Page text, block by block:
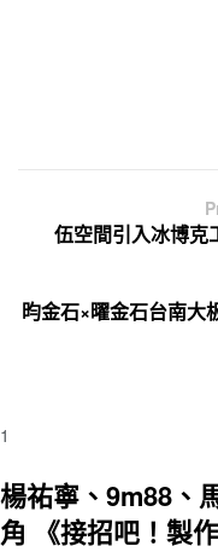
伍空間引入冰博克
昀金石×曜金石台南大
1
楊祐寧、9m88、
角 《接招吧！製